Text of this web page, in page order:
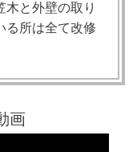
木と外壁の取り
る所は全て改修
画